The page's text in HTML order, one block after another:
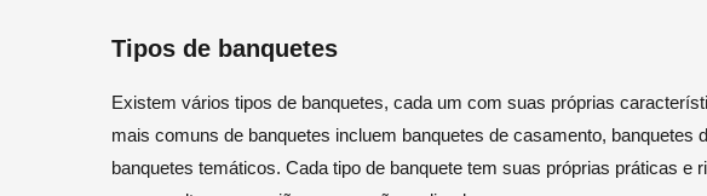
Tipos de banquetes
Existem vários tipos de banquetes, cada um com suas próprias
mais comuns de banquetes incluem banquetes de casamento, banquetes
banquetes temáticos. Cada tipo de banquete tem suas próprias práticas e